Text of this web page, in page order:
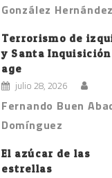
González Hernández
Terrorismo de
y Santa
age
julio 28, 2026
Fernando Buen
Domínguez
El azúcar de las
estrellas